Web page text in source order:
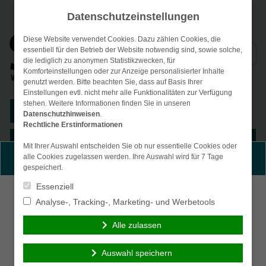
Suchen
nach:
Kunden-Login
Persönliche Beratung gewünscht?
Ich wünsche eine
persönliche Beratung
und möchte Kontakt mit
einem Berater
aufnehmen.
persönliche Beratung
Besuch der Seite
Datenschutzeinstellungen
Diese Website verwendet Cookies. Dazu zählen Cookies, die
essentiell für den Betrieb der Website notwendig sind, sowie solche,
die lediglich zu anonymen Statistikzwecken, für
Komforteinstellungen oder zur Anzeige personalisierter Inhalte
genutzt werden. Bitte beachten Sie, dass auf Basis Ihrer
Einstellungen evtl. nicht mehr alle Funktionalitäten zur Verfügung
stehen. Weitere Informationen finden Sie in unseren
Datenschutzhinweisen.
Rechtliche Erstinformationen
Mit Ihrer Auswahl entscheiden Sie ob nur essentielle Cookies oder
alle Cookies zugelassen werden. Ihre Auswahl wird für 7 Tage
gespeichert.
Essenziell
Analyse-, Tracking-, Marketing- und Werbetools
Alle zulassen
Auswahl speichern